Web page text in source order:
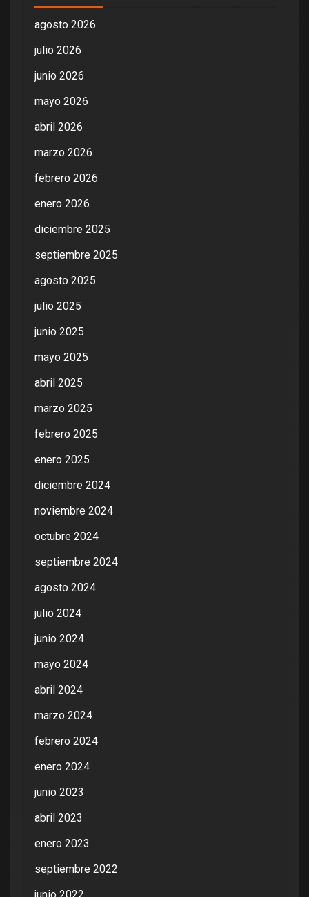
agosto 2026
julio 2026
junio 2026
mayo 2026
abril 2026
marzo 2026
febrero 2026
enero 2026
diciembre 2025
septiembre 2025
agosto 2025
julio 2025
junio 2025
mayo 2025
abril 2025
marzo 2025
febrero 2025
enero 2025
diciembre 2024
noviembre 2024
octubre 2024
septiembre 2024
agosto 2024
julio 2024
junio 2024
mayo 2024
abril 2024
marzo 2024
febrero 2024
enero 2024
junio 2023
abril 2023
enero 2023
septiembre 2022